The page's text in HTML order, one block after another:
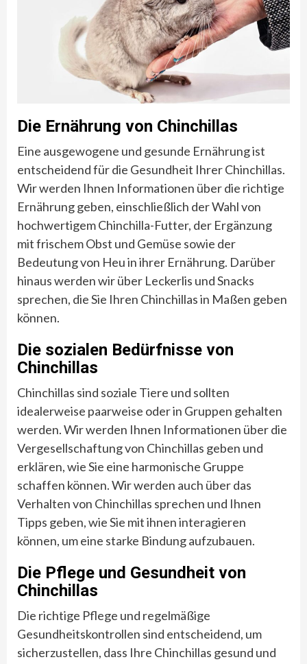
Die Ernährung von Chinchillas
Eine ausgewogene und gesunde Ernährung ist
entscheidend für die Gesundheit Ihrer Chinchillas.
Wir werden Ihnen Informationen über die richtige
Ernährung geben, einschließlich der Wahl von
hochwertigem Chinchilla-Futter, der Ergänzung
mit frischem Obst und Gemüse sowie der
Bedeutung von Heu in ihrer Ernährung. Darüber
hinaus werden wir über Leckerlis und Snacks
sprechen, die Sie Ihren Chinchillas in Maßen geben
können.
Die sozialen Bedürfnisse von
Chinchillas
Chinchillas sind soziale Tiere und sollten
idealerweise paarweise oder in Gruppen gehalten
werden. Wir werden Ihnen Informationen über die
Vergesellschaftung von Chinchillas geben und
erklären, wie Sie eine harmonische Gruppe
schaffen können. Wir werden auch über das
Verhalten von Chinchillas sprechen und Ihnen
Tipps geben, wie Sie mit ihnen interagieren
können, um eine starke Bindung aufzubauen.
Die Pflege und Gesundheit von
Chinchillas
Die richtige Pflege und regelmäßige
Gesundheitskontrollen sind entscheidend, um
sicherzustellen, dass Ihre Chinchillas gesund und